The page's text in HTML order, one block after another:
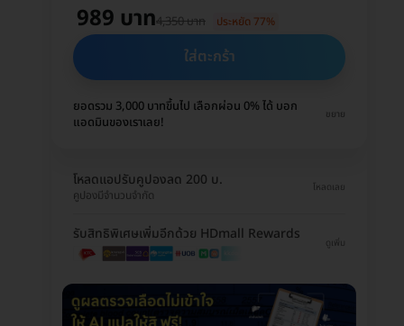
989 บาท4,350 บาท ประหยัด 77%
ใส่ตะกร้า
ยอดรวม 3,000 บาทขึ้นไป เลือกผ่อน 0% ได้ บอก
แอดมินของเราเลย!
ขยาย
โหลดแอปรับคูปองลด 200 บ.
คูปองมีจำนวนจำกัด
โหลดเลย
รับสิทธิพิเศษเพิ่มอีกด้วย HDmall Rewards
ดูเพิ่ม